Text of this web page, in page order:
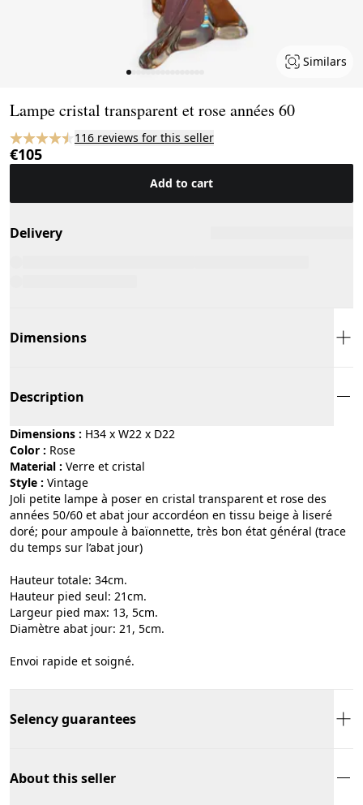
Similars
Lampe cristal transparent et rose années 60
116 reviews for this seller
€105
Add to cart
Delivery
Dimensions
Description
Dimensions : H34 x W22 x D22
Color :
rose
Material :
verre et cristal
Style :
vintage
Joli petite lampe à poser en cristal transparent et rose des
années 50/60 et abat jour accordéon en tissu beige à liseré
doré; pour ampoule à baïonnette, très bon état général (trace
du temps sur l’abat jour)
Hauteur totale: 34cm.
Hauteur pied seul: 21cm.
Largeur pied max: 13, 5cm.
Diamètre abat jour: 21, 5cm.
Envoi rapide et soigné.
Selency guarantees
About this seller